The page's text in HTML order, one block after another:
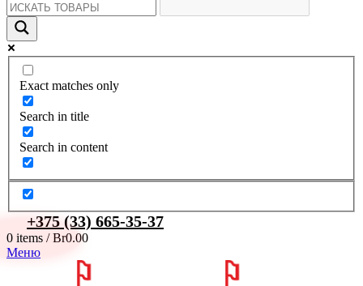
Exact matches only
Search in title
Search in content
+375 (33) 665-35-37
0 items / Br0.00
Меню